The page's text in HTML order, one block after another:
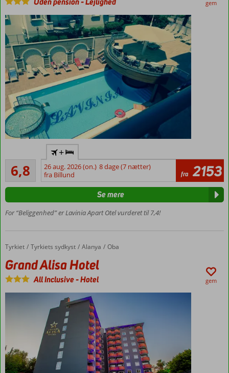
gem
til
Gazipasa
Danskerfavorit
Gåafstand
til
2 km til
centrum
Alanya
Hyggeligt
6,8
Rimeligt
26
anmeldelser
+
26 aug. 2026 (on.) 8 dage (7 nætter)
fra Billund
fra 2153
For “Beliggenhed” er Lavinia Apart Otel vurderet til 7,4!
Se mere
Forside
Tyrkiet Tyrkiets sydkyst Alanya Oba
Grand Alisa Hotel
Grand Alisa Hotel
All Inclusive-Hotel gem